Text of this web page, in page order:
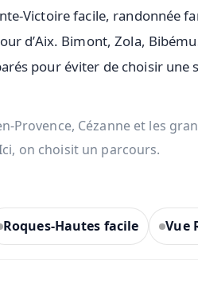
Victoire facile, randonnée
d’Aix. Bimont, Zola,
pour éviter de choisir une
Provence, Cézanne et les
on choisit un parcours.
Roques-Hautes facile Vue